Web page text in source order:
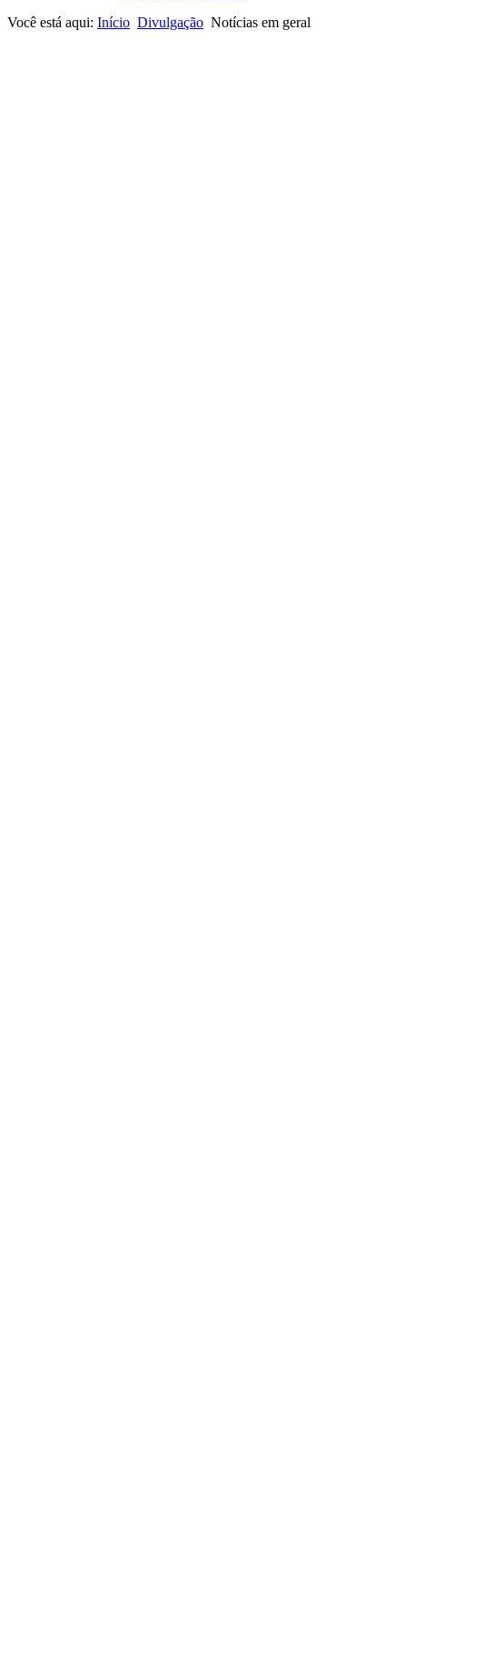
Você está aqui: Início Divulgação Notícias em geral